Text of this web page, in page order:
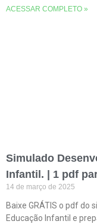
ACESSAR COMPLETO »
Simulado
Infantil. | 1 pdf
14 de março de 2025
Baixe GRÁTIS o pdf do
Educação Infantil e